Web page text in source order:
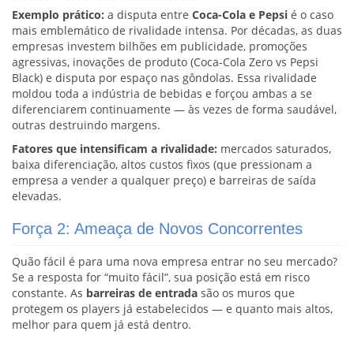
Exemplo prático: a disputa entre Coca-Cola e Pepsi é o caso
mais emblemático de rivalidade intensa. Por décadas, as duas
empresas investem bilhões em publicidade, promoções
agressivas, inovações de produto (Coca-Cola Zero vs Pepsi
Black) e disputa por espaço nas gôndolas. Essa rivalidade
moldou toda a indústria de bebidas e forçou ambas a se
diferenciarem continuamente — às vezes de forma saudável,
outras destruindo margens.
Fatores que intensificam a rivalidade: mercados saturados,
baixa diferenciação, altos custos fixos (que pressionam a
empresa a vender a qualquer preço) e barreiras de saída
elevadas.
Força 2: Ameaça de Novos Concorrentes
Quão fácil é para uma nova empresa entrar no seu mercado?
Se a resposta for “muito fácil”, sua posição está em risco
constante. As barreiras de entrada são os muros que
protegem os players já estabelecidos — e quanto mais altos,
melhor para quem já está dentro.